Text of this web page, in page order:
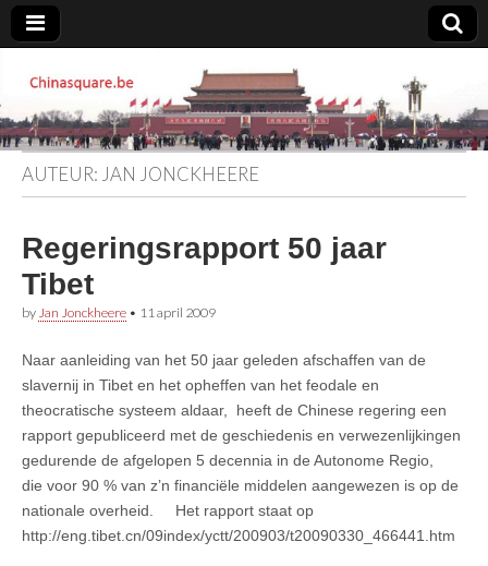
Chinasquare.be
AUTEUR: JAN JONCKHEERE
Regeringsrapport 50 jaar
Tibet
by Jan Jonckheere • 11 april 2009
Naar aanleiding van het 50 jaar geleden afschaffen van de
slavernij in Tibet en het opheffen van het feodale en
theocratische systeem aldaar, heeft de Chinese regering een
rapport gepubliceerd met de geschiedenis en verwezenlijkingen
gedurende de afgelopen 5 decennia in de Autonome Regio,
die voor 90 % van z’n financiële middelen aangewezen is op de
nationale overheid. Het rapport staat op
http://eng.tibet.cn/09index/yctt/200903/t20090330_466441.htm